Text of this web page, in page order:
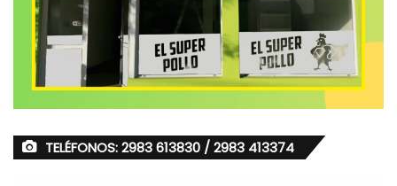
TELÉFONOS: 2983 613830 / 2983 413374